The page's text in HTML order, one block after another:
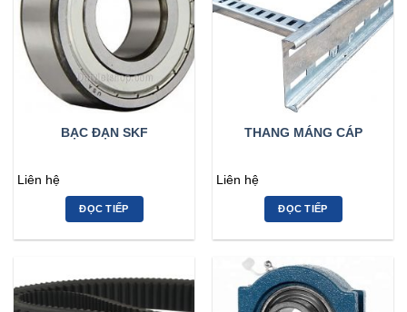
BẠC ĐẠN SKF
Liên hệ
ĐỌC TIẾP
THANG MÁNG CÁP
Liên hệ
ĐỌC TIẾP